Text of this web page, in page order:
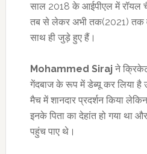
साल 2018 के आईपीएल में रॉयल
तब से लेकर अभी तक(2021) तक
साथ ही जुड़े हुए हैं।
Mohammed Siraj ने
गेंदबाज के रूप में डेब्यू कर लिया है
मैच में शानदार प्रदर्शन किया
इनके पिता का देहांत हो गया था
पहुंच पाए थे।